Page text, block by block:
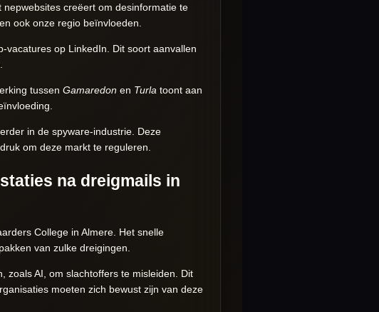
nepwebsites creëert om desinformatie te
ook onze regio beïnvloeden.
vacatures op LinkedIn. Dit soort aanvallen
tussen Gamaredon en Turla toont aan
in de spyware-industrie. Deze
om deze markt te reguleren.
na dreigmails in
College in Almere. Het snelle
van zulke dreigingen.
zoals AI, om slachtoffers te misleiden. Dit
moeten zich bewust zijn van deze